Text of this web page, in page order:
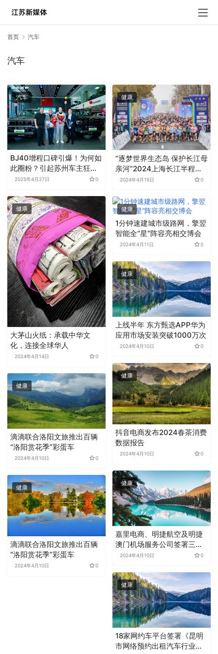
首页 汽车
汽车
汽车
BJ40增程口碑引爆！为何如
此圈粉？引起苏州车主狂热
打call！
2025年4月27日 0
健康
“逐梦世界生态岛 保护长江母
亲河”2024上海长江半程马
拉松赛鸣枪出发，男女子赛
2024年4月15日 0
健康
大茅山火纸：承载中华文
化，连接全球华人
2024年4月14日 0
健康
1分钟速建城市级路网，擎翌
智能全“星”阵容亮相交博会
2024年4月11日 0
健康
上线半年 东方甄选APP华为
应用市场安装突破1000万次
2024年4月10日 0
健康
抖音电商发布2024春茶消费
数据报告
2024年4月10日 0
健康
滴滴联合洛阳文旅推出百辆
“洛阳赏花季”彩蛋车
2024年4月10日 0
健康
嘉里电商、明捷航空及明捷
澳门机场服务公司签署三方
合作备忘录
2024年4月10日 0
健康
滴滴联合洛阳文旅推出百辆
“洛阳赏花季”彩蛋车
2024年4月10日 0
健康
18家网约车平台签署《昆明
市网络预约出租汽车行业自